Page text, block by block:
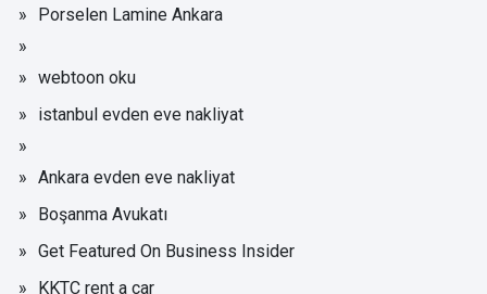
Porselen Lamine Ankara
webtoon oku
istanbul evden eve nakliyat
Ankara evden eve nakliyat
Boşanma Avukatı
Get Featured On Business Insider
KKTC rent a car